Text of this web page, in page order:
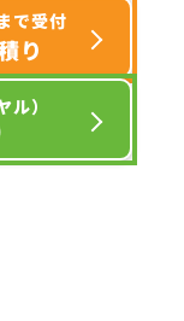
で受付
り
）